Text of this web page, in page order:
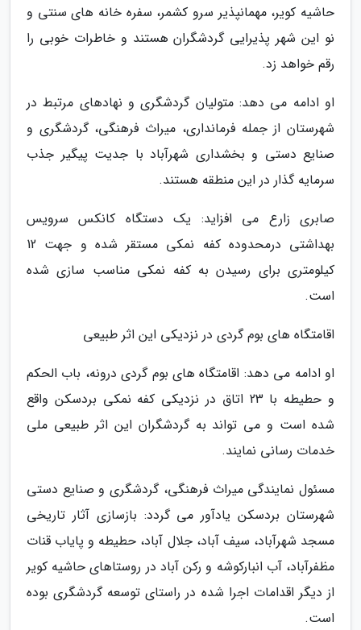
حاشیه کویر، مهمانپذیر سرو کشمر، سفره خانه های سنتی و
نو این شهر پذیرایی گردشگران هستند و خاطرات خوبی را
رقم خواهد زد.
او ادامه می دهد: متولیان گردشگری و نهادهای مرتبط در
شهرستان از جمله فرمانداری، میراث فرهنگی، گردشگری و
صنایع دستی و بخشداری شهرآباد با جدیت پیگیر جذب
سرمایه گذار در این منطقه هستند.
صابری زارع می افزاید: یک دستگاه کانکس سرویس
بهداشتی درمحدوده کفه نمکی مستقر شده و جهت 12
کیلومتری برای رسیدن به کفه نمکی مناسب سازی شده
است.
اقامتگاه های بوم گردی در نزدیکی این اثر طبیعی
او ادامه می دهد: اقامتگاه های بوم گردی درونه، باب الحکم
و حطیطه با 23 اتاق در نزدیکی کفه نمکی بردسکن واقع
شده است و می تواند به گردشگران این اثر طبیعی ملی
خدمات رسانی نمایند.
مسئول نمایندگی میراث فرهنگی، گردشگری و صنایع دستی
شهرستان بردسکن یادآور می گردد: بازسازی آثار تاریخی
مسجد شهرآباد، سیف آباد، جلال آباد، حطیطه و پایاب قنات
مظفرآباد، آب انبارکوشه و رکن آباد در روستاهای حاشیه کویر
از دیگر اقدامات اجرا شده در راستای توسعه گردشگری بوده
است.